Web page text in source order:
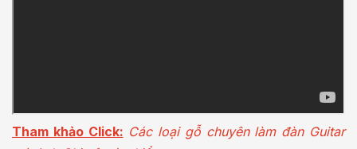
Tham khảo Click: Các loại gỗ chuyên làm đàn Guitar